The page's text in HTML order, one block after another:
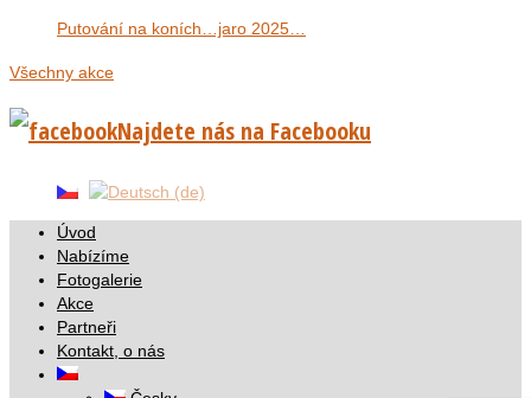
Putování na koních…jaro 2025…
Všechny akce
Najdete nás na Facebooku
Úvod
Nabízíme
Fotogalerie
Akce
Partneři
Kontakt, o nás